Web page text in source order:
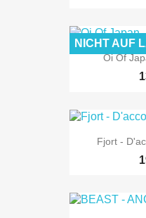
Oi Of
NICHT AUF
Fjort -